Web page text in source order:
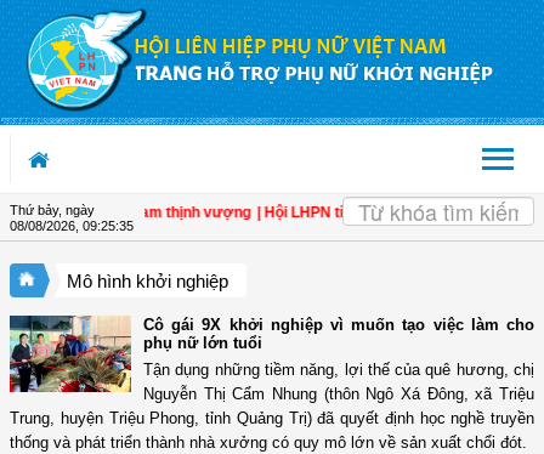
Truy cập nội dung luôn
Thứ bảy, ngày
08/08/2026 09:25:36
cho một Việt Nam thịnh vượng | Hội LHPN tỉnh Kiên Giang biểu dương phụ
Mô hình khởi nghiệp
Cô gái 9X khởi nghiệp vì muốn tạo việc làm cho
phụ nữ lớn tuổi
Tận dụng những tiềm năng, lợi thế của quê hương, chị
Nguyễn Thị Cẩm Nhung (thôn Ngô Xá Đông, xã Triệu
Trung, huyện Triệu Phong, tỉnh Quảng Trị) đã quyết định học nghề truyền
thống và phát triển thành nhà xưởng có quy mô lớn về sản xuất chổi đót.
OK